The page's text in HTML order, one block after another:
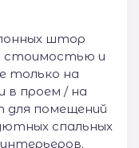
штор
стоимостью и
только на
в проем / на
для помещений
спальных